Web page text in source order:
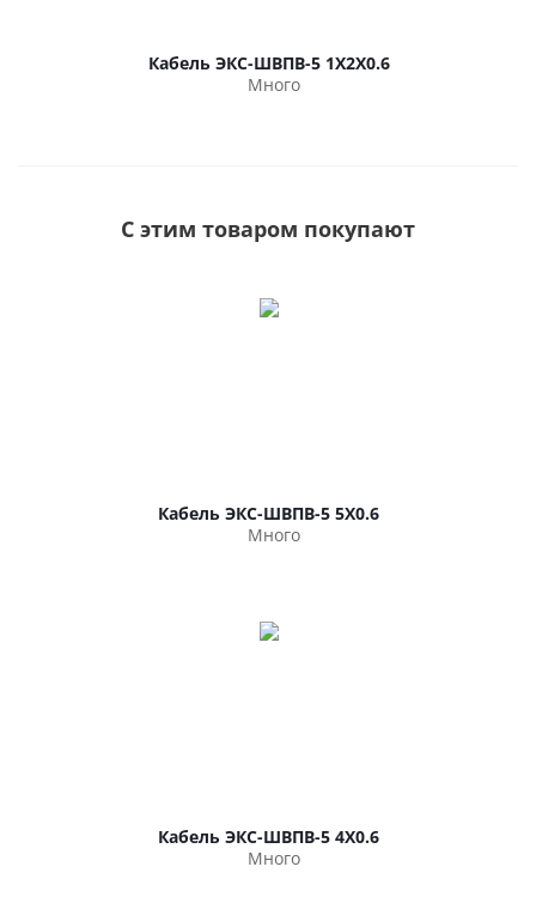
Кабель ЭКС-ШВПВ-5 1Х2Х0.6
Много
С этим товаром покупают
Кабель ЭКС-ШВПВ-5 5Х0.6
Много
Кабель ЭКС-ШВПВ-5 4Х0.6
Много